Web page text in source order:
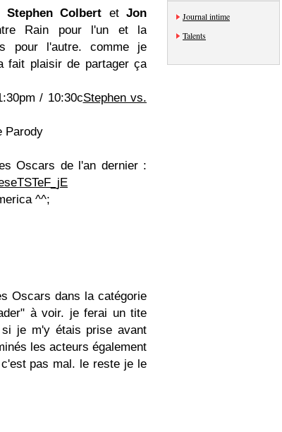
Stephen Colbert etJon
Rain pour l'un et la
pour l'autre. comme je
fait plaisir de partager ça
/ 10:30cStephen vs.
Parody
Oscars de l'an dernier :
^^;
Oscars dans la catégorie
à voir. je ferai un tite
je m'y étais prise avant
les acteurs également
pas mal. le reste je le
Journal intime
Talents